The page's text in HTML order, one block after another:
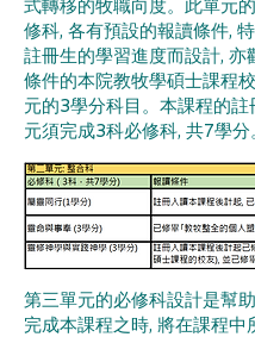
式轉移的牧職向度。此單元
修科, 各有預設的報讀條件,
註冊生的學習進度而設計, 亦
條件的本院教牧學碩士課程
元的3學分科目。本課程的註
元須完成3科必修科, 共7學分
第三單元的必修科設計是幫
完成本課程之時, 將在課程中